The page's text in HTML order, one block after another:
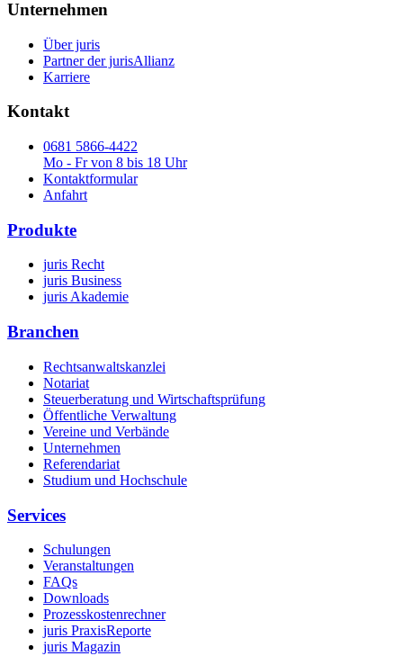
Unternehmen
Über juris
Partner der jurisAllianz
Karriere
Kontakt
0681 5866-4422
Mo - Fr von 8 bis 18 Uhr
Kontaktformular
Anfahrt
Produkte
juris Recht
juris Business
juris Akademie
Branchen
Rechtsanwaltskanzlei
Notariat
Steuerberatung und Wirtschaftsprüfung
Öffentliche Verwaltung
Vereine und Verbände
Unternehmen
Referendariat
Studium und Hochschule
Services
Schulungen
Veranstaltungen
FAQs
Downloads
Prozesskostenrechner
juris PraxisReporte
juris Magazin